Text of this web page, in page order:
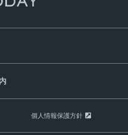
個人情報保護方針